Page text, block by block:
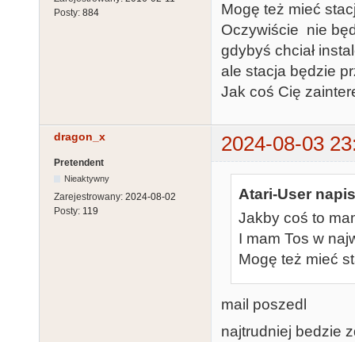
Posty: 884
Mogę też mieć
Oczywiście nie
gdybyś chciał
ale stacja będzie
Jak coś Cię
dragon_x 2024-08-03
Pretendent
Nieaktywny
Zarejestrowany: 2024-08-02
Posty: 119
Atari-User
Jakby coś to
I mam Tos w
Mogę też mieć
mail poszedl
najtrudniej bedzie